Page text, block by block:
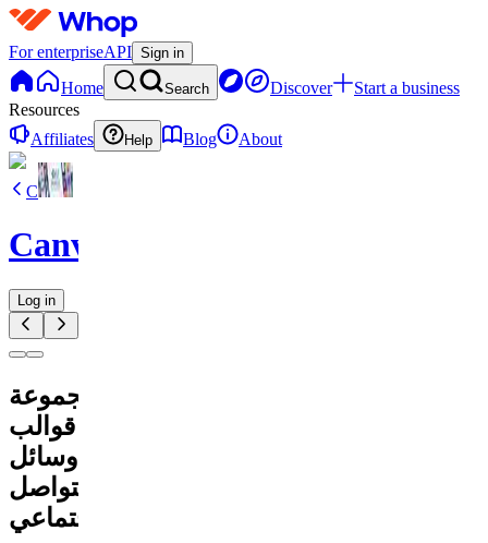
For enterpriseAPI Sign in
Home Search Discover
Start a business
Resources
Affiliates
Help Blog About
C
CanvaVault
Log in
مجموعة
قوالب
وسائل
التواصل
الاجتماعي